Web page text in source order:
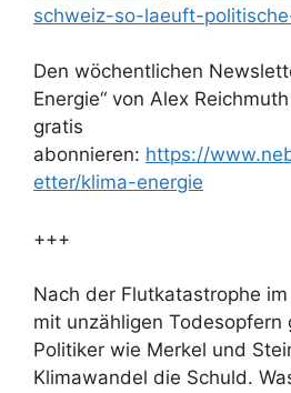
schweiz-so-laeuft-
Den wöchentlichen
Energie“ von Alex
gratis
abonnieren: https://
etter/klima-energie
+++
Nach der Flutkatastrophe
mit unzähligen Todesopfern
Politiker wie Merkel und
Klimawandel die Schuld.